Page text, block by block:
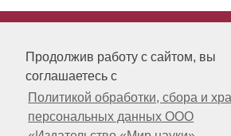
Продолжив работу с сайтом, вы
соглашаетесь с
Политикой обработки, сбора и
персональных данных ООО
«Publishing company «World of science»,
LLC Материалы, размещенные на сайте,
охраняются Законом о защите авторских
прав. Публикация любых материалов
этого сайта запрещена без
предварительного согласования с